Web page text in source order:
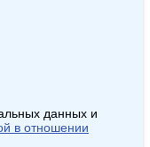
данных и
в отношении